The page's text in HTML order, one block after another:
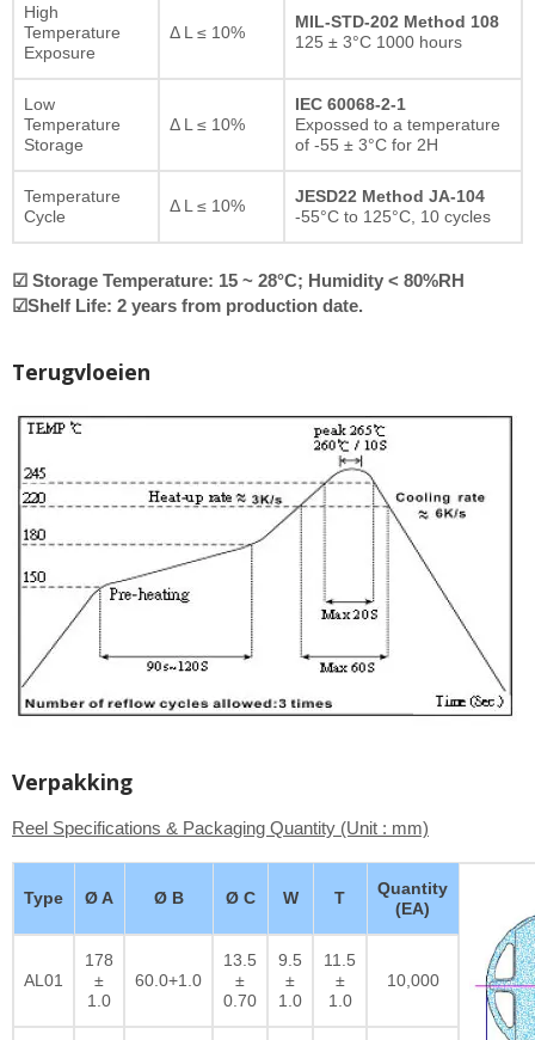
High
Temperature
Exposure
Δ L ≤ 10%
MIL-STD-202 Method 108
125 ± 3°C 1000 hours
Low
Temperature
Storage
Δ L ≤ 10%
IEC 60068-2-1
Expossed to a temperature
of -55 ± 3°C for 2H
Temperature
Cycle
Δ L ≤ 10%
JESD22 Method JA-104
-55°C to 125°C, 10 cycles
☑ Storage Temperature: 15 ~ 28°C; Humidity < 80%RH
☑Shelf Life: 2 years from production date.
Terugvloeien
Verpakking
Reel Specifications & Packaging Quantity (Unit : mm)
Type Ø A Ø B Ø C W T
Quantity
(EA)
AL01
178
±
1.0
60.0+1.0
13.5
±
0.70
9.5
±
1.0
11.5
±
1.0
10,000